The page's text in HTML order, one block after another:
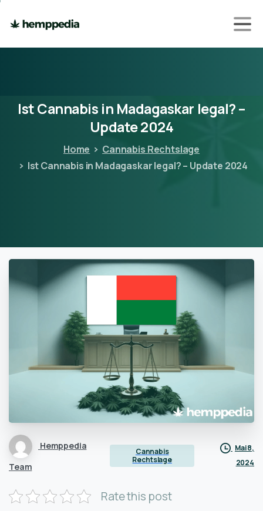
IstCannabis in Madagaskar legal?–
Update2024
Home
Cannabis Rechtslage
Ist Cannabis in Madagaskar legal? – Update 2024
Hemppedia
Team
Cannabis
Rechtslage
Mai 8,
2024
Rate this post